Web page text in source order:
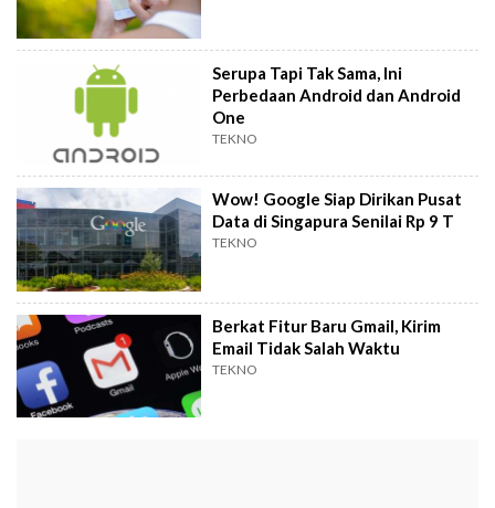
Serupa Tapi Tak Sama, Ini
Perbedaan Android dan Android
One
TEKNO
Wow! Google Siap Dirikan Pusat
Data di Singapura Senilai Rp 9 T
TEKNO
Berkat Fitur Baru Gmail, Kirim
Email Tidak Salah Waktu
TEKNO